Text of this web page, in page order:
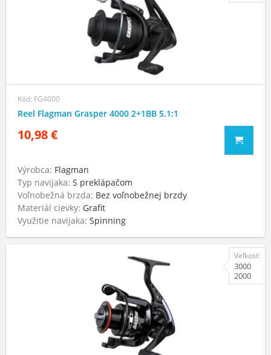
Kód: FG4000
Reel Flagman Grasper 4000 2+1BB 5.1:1
10,98 €
Výrobca: Flagman
Typ navijaka: S preklápačom
Voľnobežná brzda: Bez voľnobežnej brzdy
Materiál cievky: Grafit
Využitie navijaka: Spinning
Veľkosť:
3000
2000